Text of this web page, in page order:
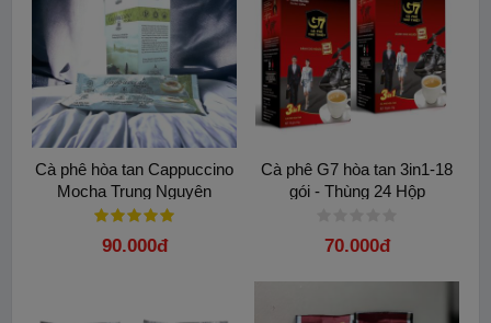
Cà phê hòa tan Cappuccino
Mocha Trung Nguyên
90.000đ
Cà phê G7 hòa tan 3in1-18
gói - Thùng 24 Hộp
70.000đ